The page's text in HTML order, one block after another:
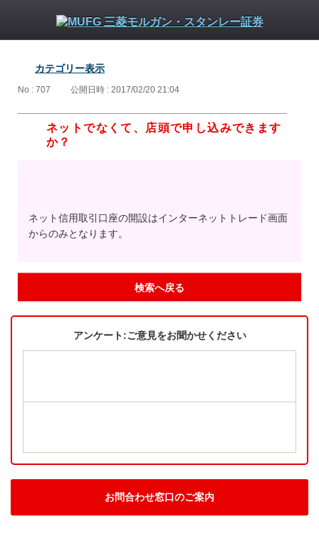
カテゴリー表示
No : 707 公開日時 : 2017/02/20 21:04
ネットでなくて、店頭で申し込みできます
か？
ネット信用取引口座の開設はインターネットトレード画面
からのみとなります。
検索へ戻る
アンケート:ご意見をお聞かせください
お問合わせ窓口のご案内